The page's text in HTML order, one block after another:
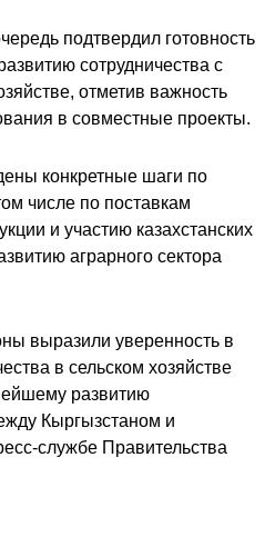
подтвердил готовность
сотрудничества с
отметив важность
в совместные проекты.
конкретные шаги по
числе по поставкам
и участию казахстанских
аграрного сектора
выразили уверенность в
в сельском хозяйстве
развитию
Кыргызстаном и
службе Правительства